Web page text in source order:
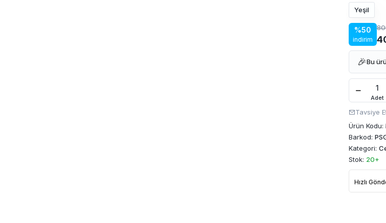
Yeşil
%50
indirim
🎉Bu
Adet
Tavsiye
Ürün Kodu:
Barkod:
Kategori:
Stok: 20+
Hızlı